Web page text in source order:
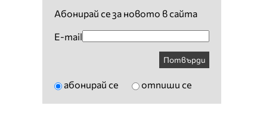
Абонирай се за новото в сайта
E-mail
Потвърди
абонирай се отпиши се